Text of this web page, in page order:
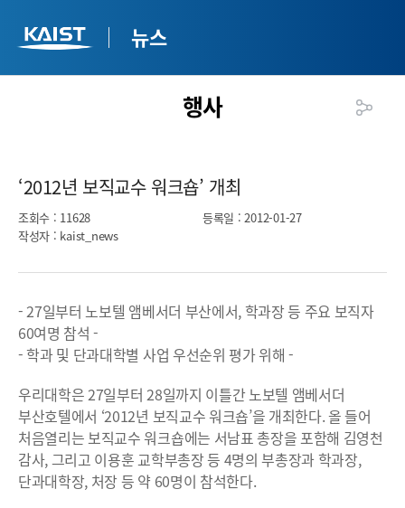
뉴스
행사
‘2012년 보직교수 워크숍’ 개최​
조회수 : 11628 등록일 : 2012-01-27
작성자 : kaist_news
- 27일부터 노보텔 앰베서더 부산에서, 학과장 등 주요 보직자
60여명 참석 -
- 학과 및 단과대학별 사업 우선순위 평가 위해 -
우리대학은 27일부터 28일까지 이틀간 노보텔 앰베서더
부산호텔에서 ‘2012년 보직교수 워크숍’을 개최한다. 올 들어
처음열리는 보직교수 워크숍에는 서남표 총장을 포함해 김영천
감사, 그리고 이용훈 교학부총장 등 4명의 부총장과 학과장,
단과대학장, 처장 등 약 60명이 참석한다.